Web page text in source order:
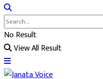
No Result
View All Result